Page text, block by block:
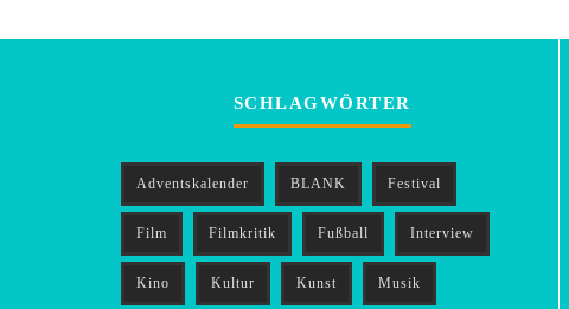
SCHLAGWÖRTER
Adventskalender BLANK Festival
Film Filmkritik Fußball Interview
Kino Kultur Kunst Musik